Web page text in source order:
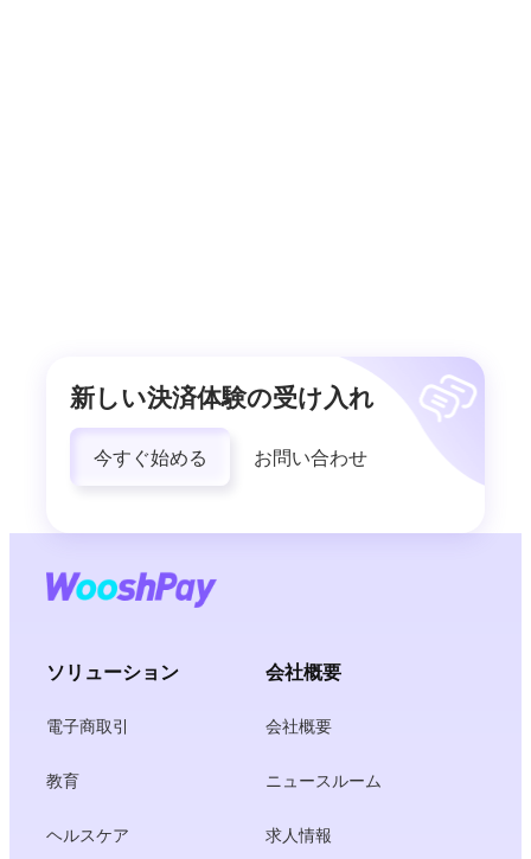
新しい決済体験の受け入れ
今すぐ始める お問い合わせ
ソリューション
電子商取引
教育
ヘルスケア
会社概要
会社概要
ニュースルーム
求人情報